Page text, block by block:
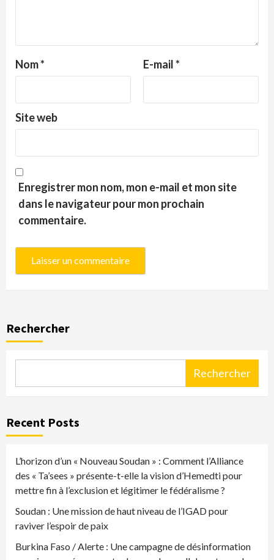
Nom* E-mail*
Site web
Enregistrer mon nom, mon e-mail et mon site
dans le navigateur pour mon prochain
commentaire.
Rechercher
Rechercher
Recent Posts
L’horizon d’un « Nouveau Soudan » : Comment l’Alliance
des « Ta’sees » présente-t-elle la vision d’Hemedti pour
mettre fin à l’exclusion et légitimer le fédéralisme ?
Soudan : Une mission de haut niveau de l’IGAD pour
raviver l’espoir de paix
Burkina Faso / Alerte : Une campagne de désinformation